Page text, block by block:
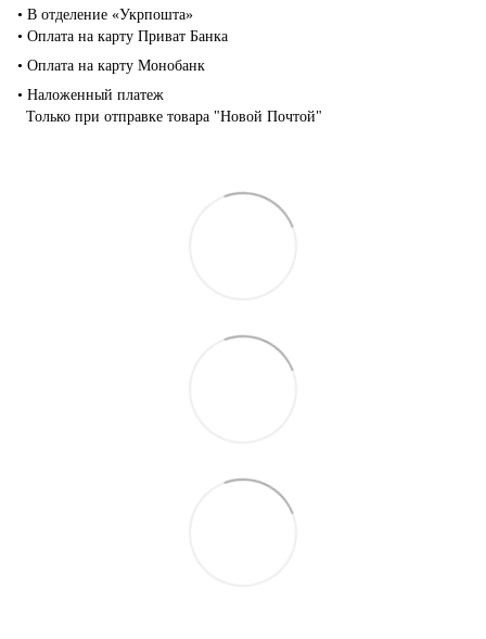
• В отделение «Укрпошта»
• Оплата на карту Приват Банка
• Оплата на карту Монобанк
• Наложенный платеж
Только при отправке товара "Новой Почтой"